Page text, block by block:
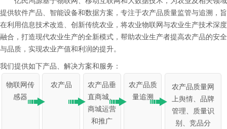
提供软件产品、智能设备和数据方案，专注于农产品质量监管与追溯，旨
在利用信息技术改造、创新传统农业，将农业物联网与农业生产技术深度
融合，打造现代农业生产的全新模式，帮助农业生产者提高农产品的安全
与品质，实现农业产值和利润的提升。
我们提供如下产品、解决方案和服务：
物联网传
感器
农产品
农产品垂
直商城、
商城运营
和推广
农产品质
量追溯
农产品质量网
上舆情、品牌
管理、质量识
别、竞品分